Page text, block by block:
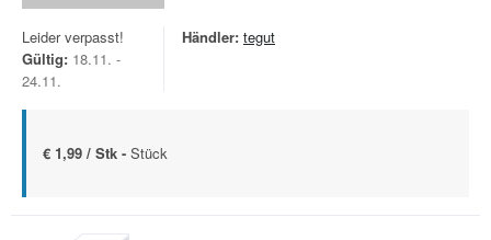
Leider verpasst!
Gültig: 18.11. -
24.11.
Händler: tegut
€ 1,99 / Stk - Stück